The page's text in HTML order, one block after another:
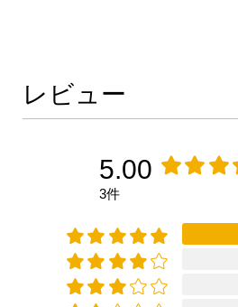
レビュー
5.00
3件